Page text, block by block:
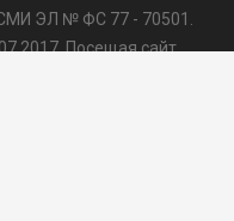
ЭЛ № ФС 77 - 70501.
Посещая сайт